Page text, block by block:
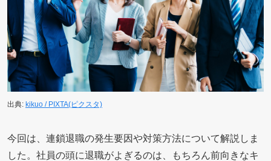
出典: kikuo / PIXTA(ピクスタ)
今回は、連鎖退職の発生要因や対策方法について解説しま
した。社員の頭に退職がよぎるのは、もちろん前向きなキ